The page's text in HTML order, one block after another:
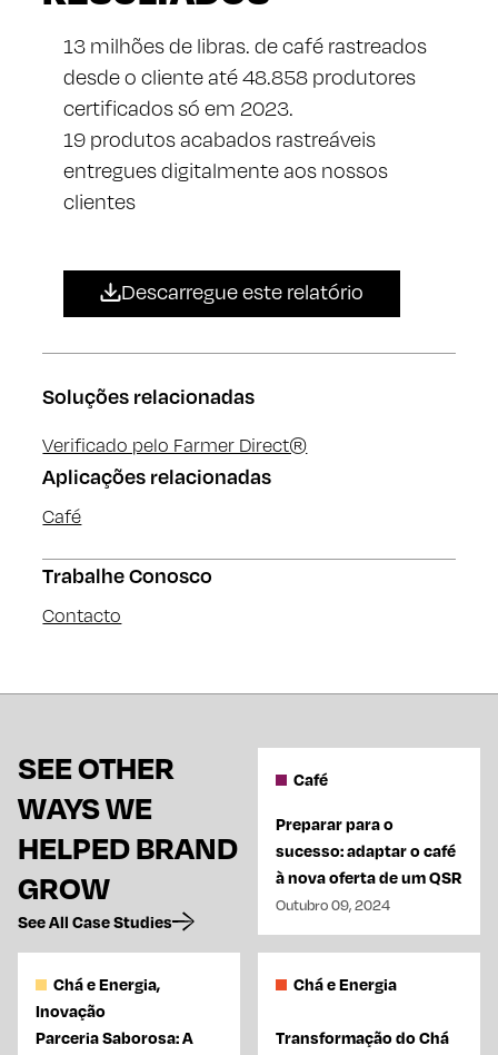
13 milhões de libras. de café rastreados
desde o cliente até 48.858 produtores
certificados só em 2023.
19 produtos acabados rastreáveis ​​
entregues digitalmente aos nossos
clientes
Descarregue este relatório
Soluções relacionadas
Verificado pelo Farmer Direct®
Aplicações relacionadas
Café
Trabalhe Conosco
Contacto
SEE OTHER
WAYS WE
HELPED BRAND
GROW
See All Case Studies
Café
Preparar para o
sucesso: adaptar o café
à nova oferta de um QSR
Outubro 09, 2024
Chá e Energia,
Inovação
Parceria Saborosa: A
Chá e Energia
Transformação do Chá